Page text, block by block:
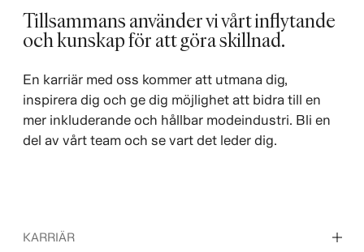
Tillsammans använder vi vårt inflytande
och kunskap för att göra skillnad. ​
En karriär med oss kommer att utmana dig,
inspirera dig och ge dig möjlighet att bidra till en
mer inkluderande och hållbar modeindustri. Bli en
del av vårt team och se vart det leder dig.
KARRIÄR